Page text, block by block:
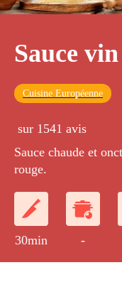
Sauce
Cuisine Européenne
sur 1541 avis
Sauce chaude et
rouge.
30min -